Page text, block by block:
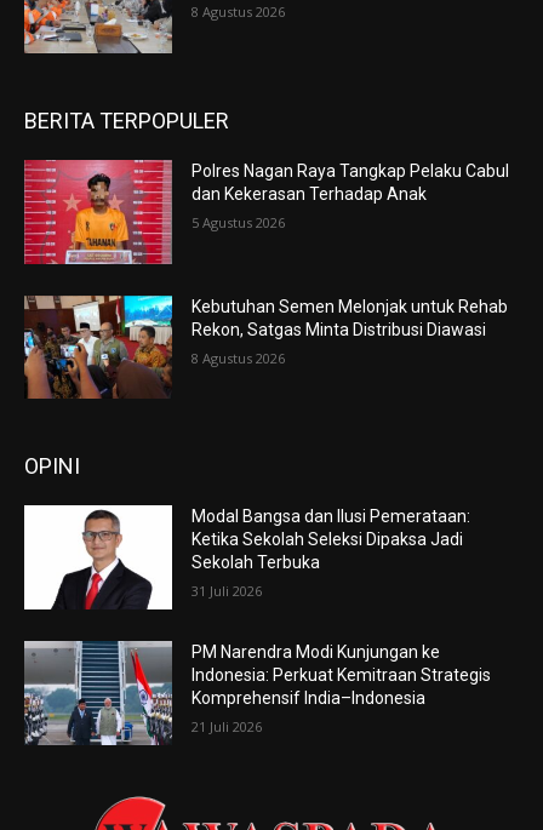
8 Agustus 2026
BERITA TERPOPULER
Polres Nagan Raya Tangkap Pelaku Cabul
dan Kekerasan Terhadap Anak
5 Agustus 2026
Kebutuhan Semen Melonjak untuk Rehab
Rekon, Satgas Minta Distribusi Diawasi
8 Agustus 2026
OPINI
Modal Bangsa dan Ilusi Pemerataan:
Ketika Sekolah Seleksi Dipaksa Jadi
Sekolah Terbuka
31 Juli 2026
PM Narendra Modi Kunjungan ke
Indonesia: Perkuat Kemitraan Strategis
Komprehensif India–Indonesia
21 Juli 2026